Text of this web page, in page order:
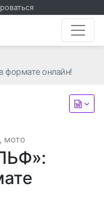
формате онлайн!
мото